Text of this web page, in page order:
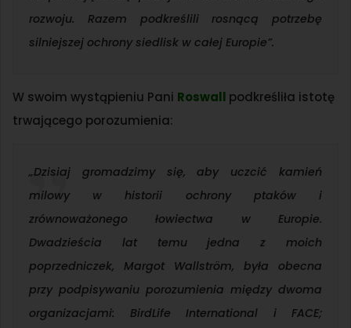
rozwoju. Razem podkreślili rosnącą potrzebę
silniejszej ochrony siedlisk w całej Europie”.
W swoim wystąpieniu Pani Roswall podkreśliła istotę
trwającego porozumienia:
„Dzisiaj gromadzimy się, aby uczcić kamień
milowy w historii ochrony ptaków i
zrównoważonego łowiectwa w Europie.
Dwadzieścia lat temu jedna z moich
poprzedniczek, Margot Wallström, była obecna
przy podpisywaniu porozumienia między dwoma
organizacjami: BirdLife International i FACE;